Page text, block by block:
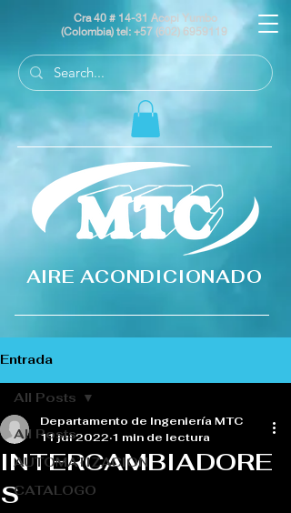
Cra 40 # 14-31 Acopi Yumbo
(Colombia) tel: +57 (602) 6959119
AIRE ACONDICIONADO
Entrada
All Posts
AUTOMATIZACION
CATALOGO
All Posts
INTERCAMBIADORE
S
Departamento de Ingeniería MTC
11 jul 2022 1 min de lectura